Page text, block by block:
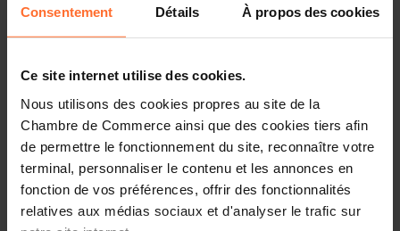
Consentement Détails À propos des cookies
Ce site internet utilise des cookies.
Nous utilisons des cookies propres au site de la
Chambre de Commerce ainsi que des cookies tiers afin
de permettre le fonctionnement du site, reconnaître votre
terminal, personnaliser le contenu et les annonces en
fonction de vos préférences, offrir des fonctionnalités
relatives aux médias sociaux et d'analyser le trafic sur